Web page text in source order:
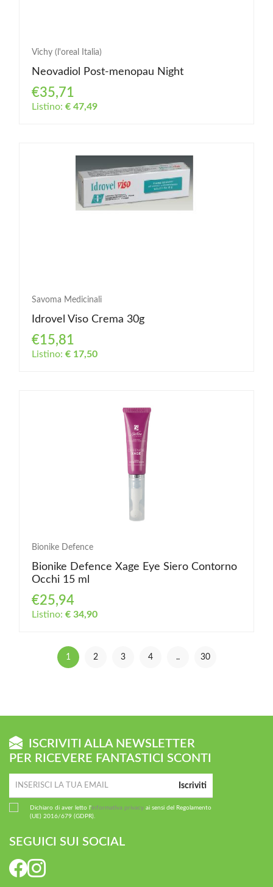
Vichy (l'oreal Italia)
Neovadiol Post-menopau Night
€35,71
Listino: € 47,49
Savoma Medicinali
Idrovel Viso Crema 30g
€15,81
Listino: € 17,50
Bionike Defence
Bionike Defence Xage Eye Siero Contorno
Occhi 15 ml
€25,94
Listino: € 34,90
1 2 3 4 .. 30
ISCRIVITI ALLA NEWSLETTER
PER RICEVERE FANTASTICI SCONTI
Iscriviti
Dichiaro di aver letto l'informativa privacy ai sensi del Regolamento
(UE) 2016/679 (GDPR).
SEGUICI SUI SOCIAL